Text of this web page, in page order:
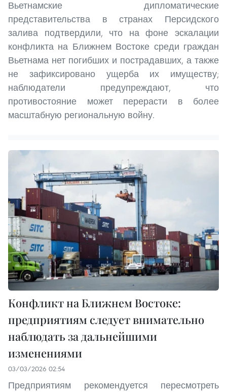
Вьетнамские дипломатические
представительства в странах Персидского
залива подтвердили, что на фоне эскалации
конфликта на Ближнем Востоке среди граждан
Вьетнама нет погибших и пострадавших, а также
не зафиксировано ущерба их имуществу;
наблюдатели предупреждают, что
противостояние может перерасти в более
масштабную региональную войну.
Конфликт на Ближнем Востоке:
предприятиям следует внимательно
наблюдать за дальнейшими
изменениями
03/03/2026 02:54
Предприятиям рекомендуется пересмотреть